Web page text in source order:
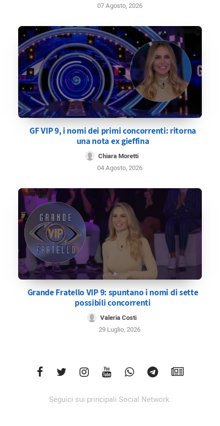
07 Agosto, 2026
GF VIP 9, i nomi dei primi concorrenti: ritorna
una nota ex gieffina
Chiara Moretti
04 Agosto, 2026
Grande Fratello VIP 9: spuntano i nomi di sette
possibili concorrenti
Valeria Costi
29 Luglio, 2026
Seguici sui principali Social Network.